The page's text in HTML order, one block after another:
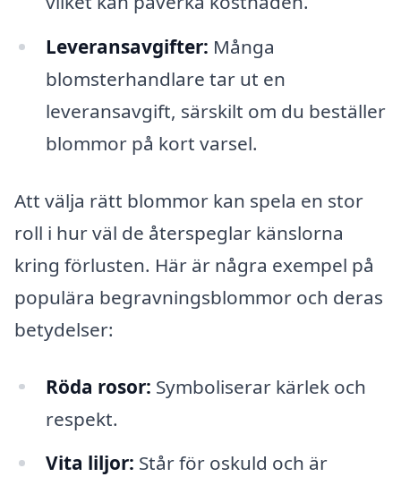
Leveransavgifter: Många
blomsterhandlare tar ut en
leveransavgift, särskilt om du beställer
blommor på kort varsel.
Att välja rätt blommor kan spela en stor
roll i hur väl de återspeglar känslorna
kring förlusten. Här är några exempel på
populära begravningsblommor och deras
betydelser:
Röda rosor: Symboliserar kärlek och
respekt.
Vita liljor: Står för oskuld och är